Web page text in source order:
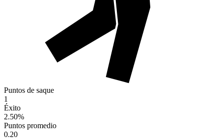
Puntos de saque
1
Éxito
2.50%
Puntos promedio
0.20